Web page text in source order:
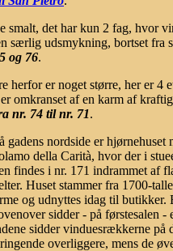
smalt, det har kun 2 fag, hvor
særlig udsmykning, bortset fra
og 76.
herfor er noget større, her er 4
er omkranset af en karm af
nr. 74 til nr. 71.
gadens nordside er hjørnehuset
della Carità, hvor der i
findes i nr. 171 indrammet af
Huset stammer fra 1700-
og udnyttes idag til
sidder - på førstesalen
sidder vinduesrækkerne
overliggere, mens de